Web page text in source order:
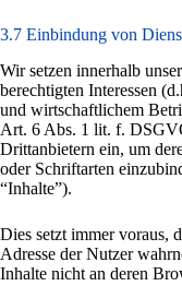
3.7 Einbindung von
Wir setzen innerhalb
berechtigten Interessen
und wirtschaftlichem
Art. 6 Abs. 1 lit. f.
Drittanbietern ein, um
oder Schriftarten
“Inhalte”).
Dies setzt immer voraus,
Adresse der Nutzer
Inhalte nicht an deren